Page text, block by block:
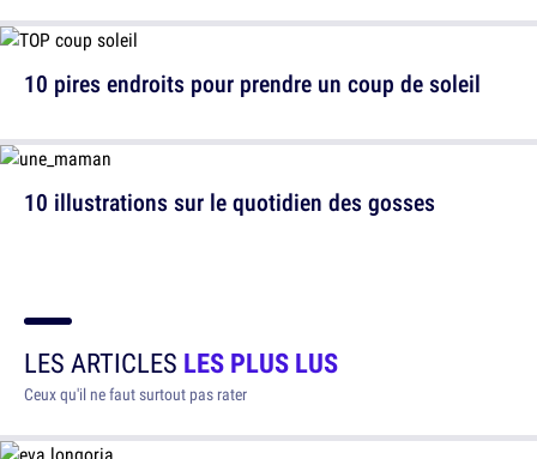
10 pires endroits pour prendre un coup de soleil
10 illustrations sur le quotidien des gosses
LES ARTICLES LES PLUS LUS
Ceux qu'il ne faut surtout pas rater